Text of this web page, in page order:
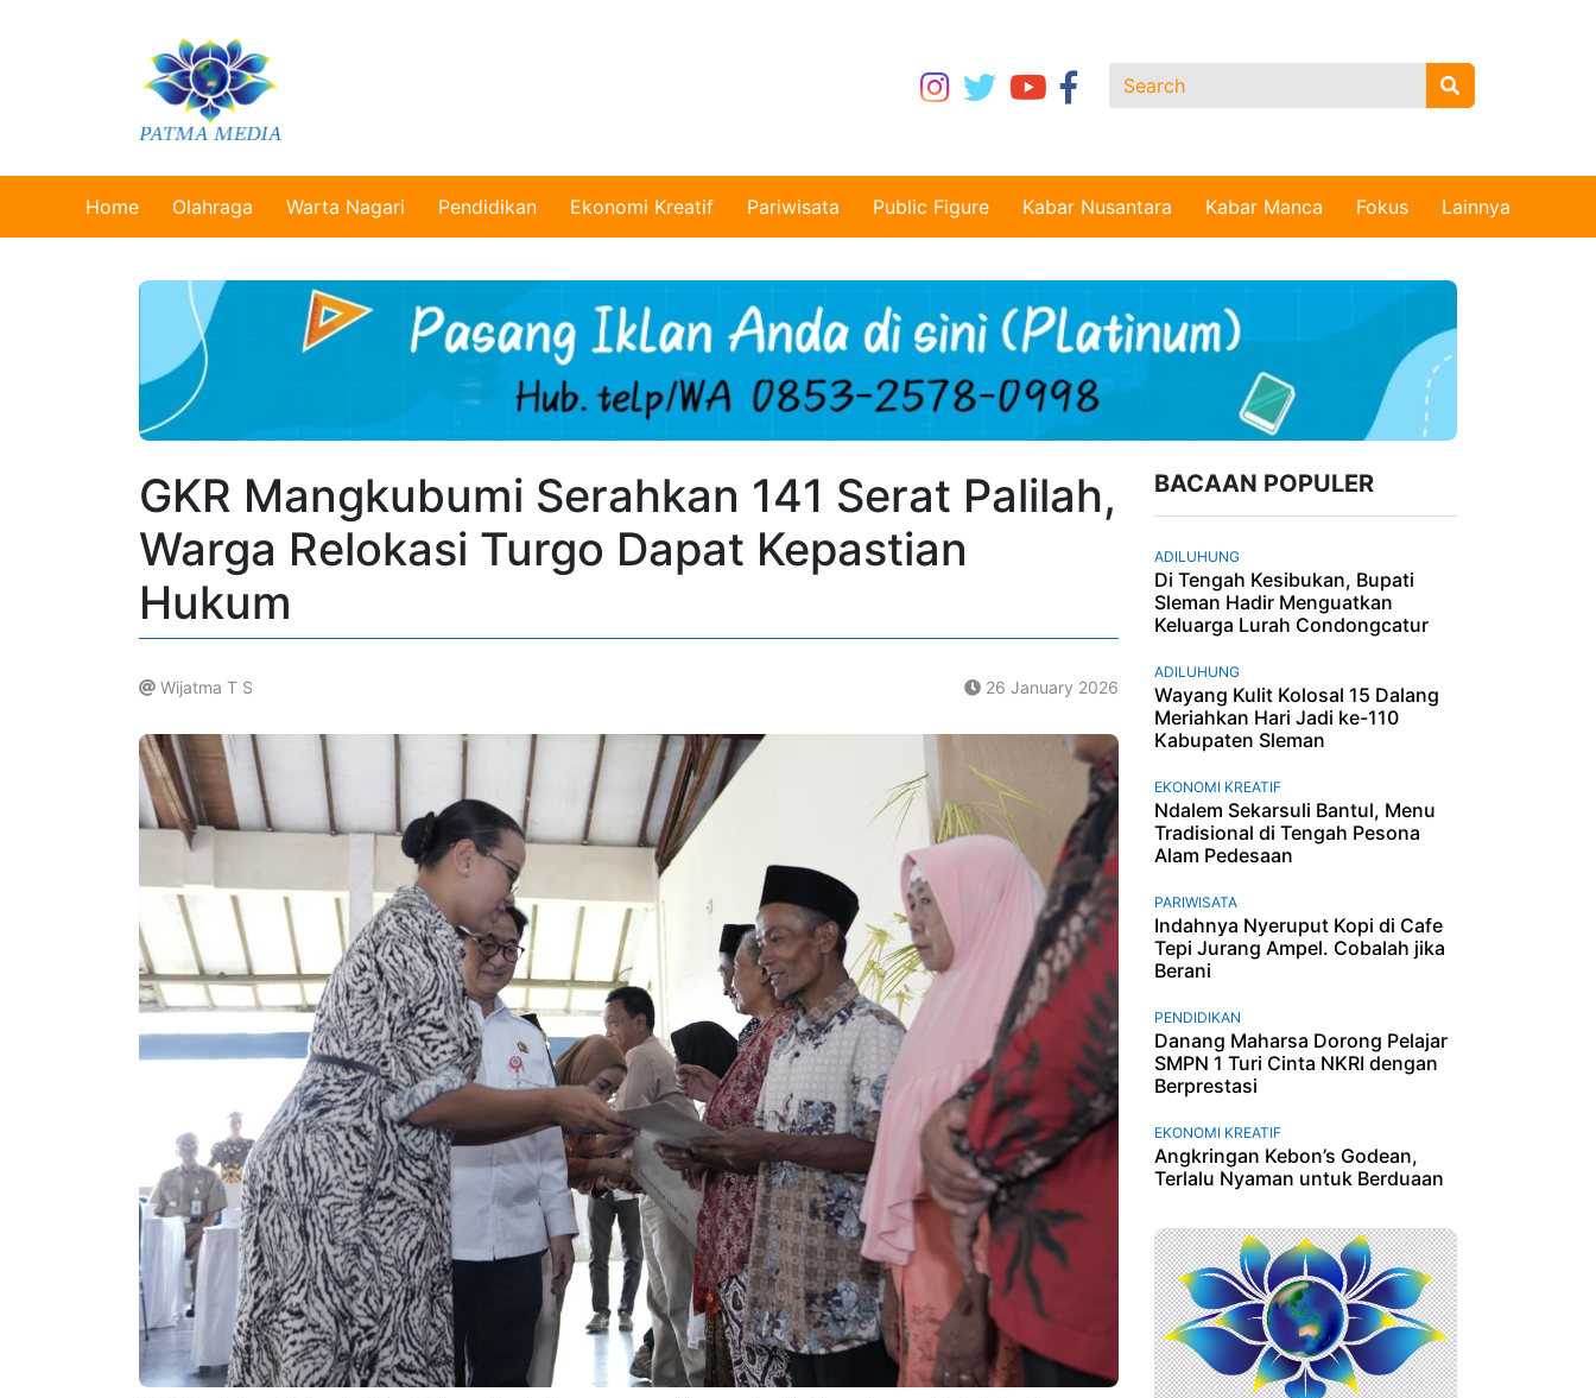
Home Olahraga Warta Nagari Pendidikan Ekonomi Kreatif Pariwisata Public Figure Kabar Nusantara Kabar Manca Fokus Lainnya
GKR Mangkubumi Serahkan 141 Serat Palilah,
Warga Relokasi Turgo Dapat Kepastian
Hukum
Wijatma T S 26 January 2026
BACAAN POPULER
ADILUHUNG
Di Tengah Kesibukan, Bupati
Sleman Hadir Menguatkan
Keluarga Lurah Condongcatur
ADILUHUNG
Wayang Kulit Kolosal 15 Dalang
Meriahkan Hari Jadi ke-110
Kabupaten Sleman
EKONOMI KREATIF
Ndalem Sekarsuli Bantul, Menu
Tradisional di Tengah Pesona
Alam Pedesaan
PARIWISATA
Indahnya Nyeruput Kopi di Cafe
Tepi Jurang Ampel. Cobalah jika
Berani
PENDIDIKAN
Danang Maharsa Dorong Pelajar
SMPN 1 Turi Cinta NKRI dengan
Berprestasi
EKONOMI KREATIF
Angkringan Kebon’s Godean,
Terlalu Nyaman untuk Berduaan